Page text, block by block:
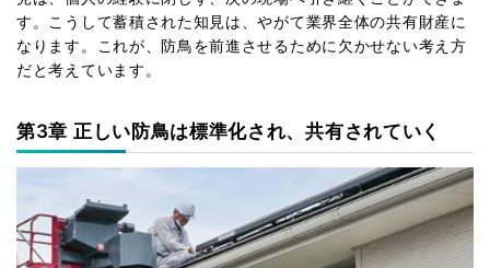
す。こうして蓄積された知見は、やがて業界全体の共有財産に
なります。これが、防鳥を前進させるために欠かせない考え方
だと考えています。
第3章 正しい防鳥は標準化され、共有されていく